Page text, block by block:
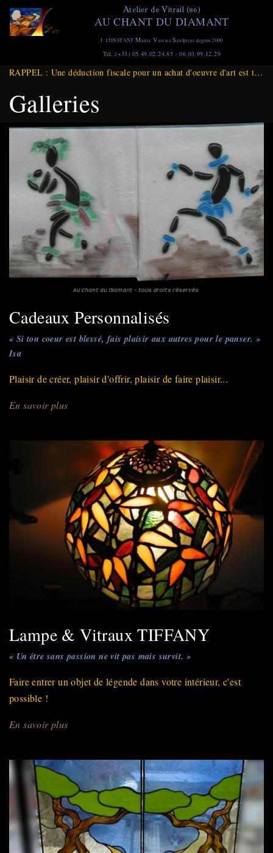
Aller
au
contenu
principal
Atelier de Vitrail (86)
AU CHANT DU DIAMANT
I. CONSTANTMaitreV errierS culpteur depuis 2000
Tel.:(+33) 05.49.02.24.85 - 06.03.99.12.29
RAPPEL : Une déduction fiscale pour un achat d'oeuvre d'art est toujours d'actualité et ce jusqu'à Fin DECEMBRE 2025
Galleries
Cadeaux Personnalisés
« Si ton coeur est blessé, fais plaisir aux autres pour le panser. »
Isa
Plaisir de créer, plaisir d'offrir, plaisir de faire plaisir...
En savoir plus
Personnalisés
Lampe & Vitraux TIFFANY
« Un être sans passion ne vit pas mais survit. »
Faire entrer un objet de légende dans votre intérieur, c'est
possible !
En savoir plus
&
Vitraux
TIFFANY